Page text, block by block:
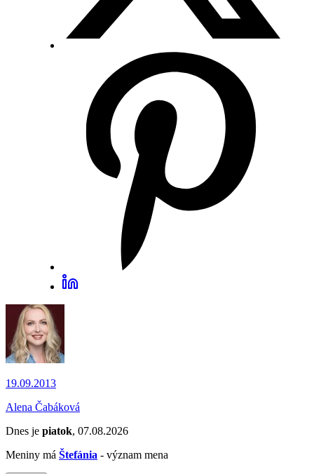
19.09.2013
Alena Čabáková
Dnes je piatok, 07.08.2026
Meniny má Štefánia - význam mena